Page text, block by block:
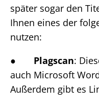
später sogar den
Ihnen eines der
nutzen:
● Plagscan:
auch Microsoft
Außerdem gibt es